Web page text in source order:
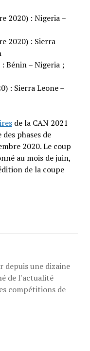
2020) : Nigeria –
2020) : Sierra
Bénin – Nigeria ;
: Sierra Leone –
de la CAN 2021
phases de
2020. Le coup
au mois de juin,
de la coupe
depuis une dizaine
de l'actualité
compétitions de